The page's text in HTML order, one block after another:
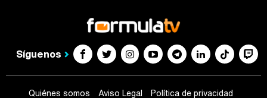
Síguenos
Quiénes somos Aviso Legal Política de privacidad